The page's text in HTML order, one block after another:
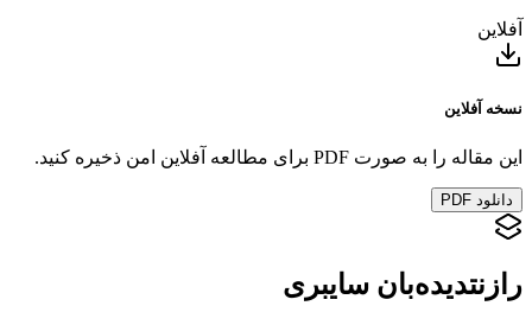
آفلاین
نسخه آفلاین
این مقاله را به صورت PDF برای مطالعه آفلاین امن ذخیره کنید.
دانلود PDF
رازنتدیده‌بان سایبری